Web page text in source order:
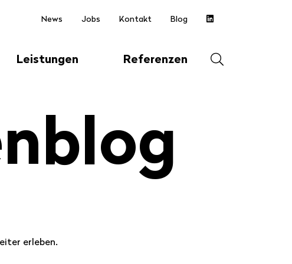
News Jobs Kontakt Blog
Suche
Leistungen Referenzen
erleben.